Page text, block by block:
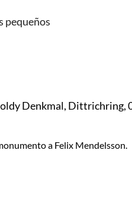
pequeños
Denkmal, Dittrichring,
a Felix Mendelsson.